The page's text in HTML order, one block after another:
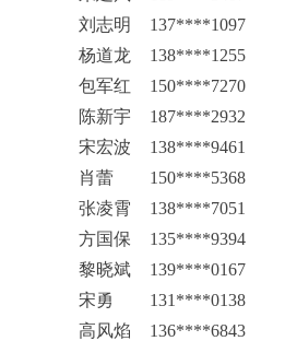
刘志明
137****1097
杨道龙
138****1255
包军红
150****7270
陈新宇
187****2932
宋宏波
138****9461
肖蕾
150****5368
张凌霄
138****7051
方国保
135****9394
黎晓斌
139****0167
宋勇
131****0138
高风焰
136****6843